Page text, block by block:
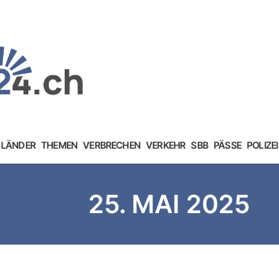
LÄNDER THEMEN VERBRECHEN VERKEHR SBB PÄSSE POLIZEI
25. MAI 2025